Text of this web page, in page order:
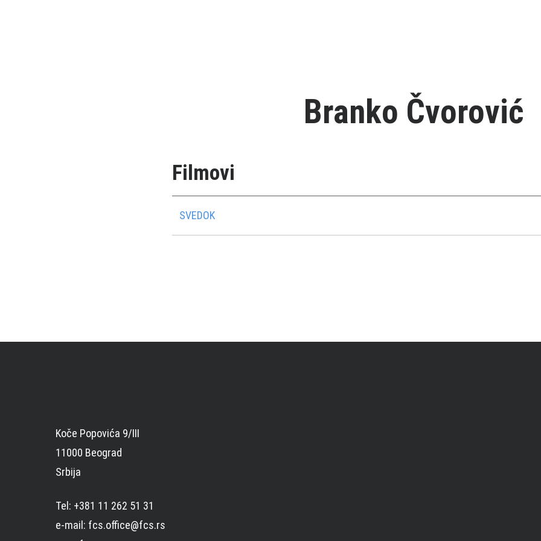
Branko Čvorović
Filmovi
SVEDOK
Koče Popovića 9/III
11000 Beograd
Srbija
Tel: +381 11 262 51 31
e-mail: fcs.office@fcs.rs